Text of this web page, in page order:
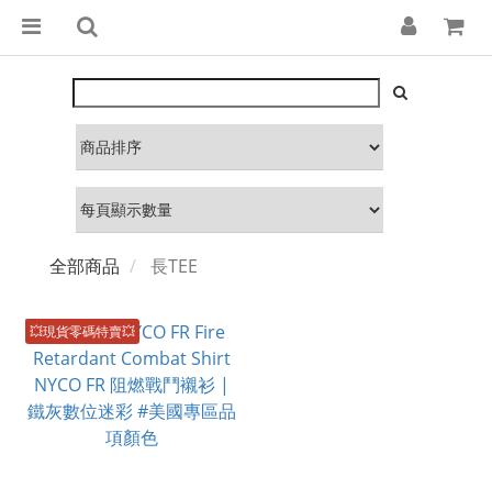
全部商品 長TEE
💥現貨零碼特賣💥